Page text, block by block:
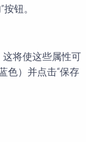
钮。
这将使这些属性可
色）并点击“保存